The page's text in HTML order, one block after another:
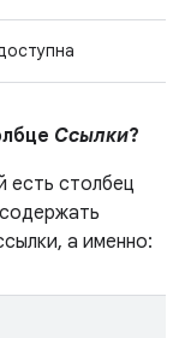
Ссылки?
есть столбец
а именно: